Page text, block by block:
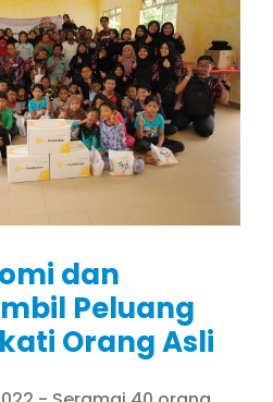
dan
Peluang
Orang Asli